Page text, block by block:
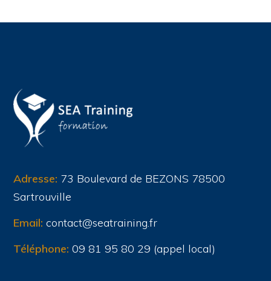
Adresse: 73 Boulevard de BEZONS 78500
Sartrouville
Email: contact@seatraining.fr
Téléphone: 09 81 95 80 29 (appel local)